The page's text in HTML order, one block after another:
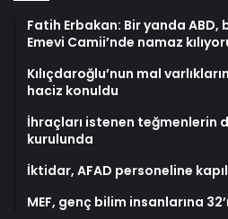
Fatih Erbakan: Bir yanda ABD,
Emevi Camii’nde namaz
Kılıçdaroğlu’nun mal
haciz konuldu
İhraçları istenen teğmenlerin
kurulunda
İktidar, AFAD personeline
MEF, genç bilim insanlarına